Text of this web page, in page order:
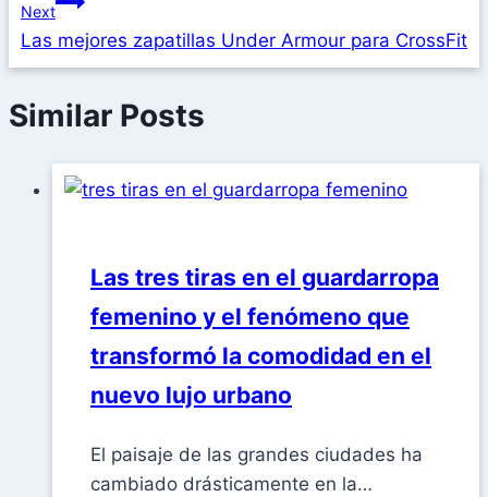
Next
Las mejores zapatillas Under Armour para CrossFit
Similar Posts
Las tres tiras en el guardarropa
femenino y el fenómeno que
transformó la comodidad en el
nuevo lujo urbano
El paisaje de las grandes ciudades ha
cambiado drásticamente en la…